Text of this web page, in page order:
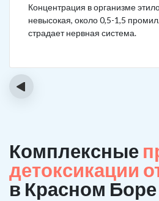
Концентрация в организме
невысокая, около 0,5-1,5
страдает нервная система.
‹
Комплексные
детоксикации
в Красном Боре